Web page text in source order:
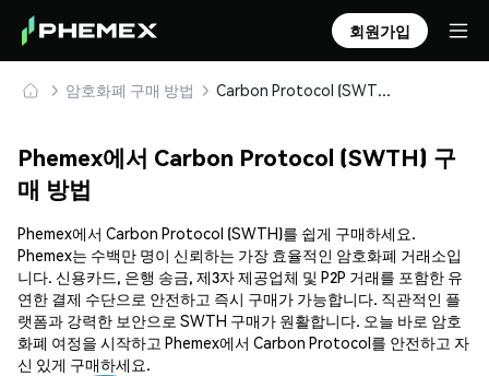
회원가입
암호화폐 구매 방법 Carbon Protocol (SWTH) 안전하게 구매 및 보관
Phemex에서 Carbon Protocol (SWTH) 구
매 방법
Phemex에서 Carbon Protocol (SWTH)를 쉽게 구매하세요.
Phemex는 수백만 명이 신뢰하는 가장 효율적인 암호화폐 거래소입
니다. 신용카드, 은행 송금, 제3자 제공업체 및 P2P 거래를 포함한 유
연한 결제 수단으로 안전하고 즉시 구매가 가능합니다. 직관적인 플
랫폼과 강력한 보안으로 SWTH 구매가 원활합니다. 오늘 바로 암호
화폐 여정을 시작하고 Phemex에서 Carbon Protocol를 안전하고 자
신 있게 구매하세요.